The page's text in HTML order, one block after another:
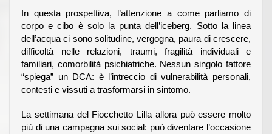
In questa prospettiva, l’attenzione a come parliamo di
corpo e cibo è solo la punta dell’iceberg. Sotto la linea
dell’acqua ci sono solitudine, vergogna, paura di crescere,
difficoltà nelle relazioni, traumi, fragilità individuali e
familiari, comorbilità psichiatriche. Nessun singolo fattore
“spiega” un DCA: è l’intreccio di vulnerabilità personali,
contesti e vissuti a trasformarsi in sintomo.
La settimana del Fiocchetto Lilla allora può essere molto
più di una campagna sui social: può diventare l’occasione